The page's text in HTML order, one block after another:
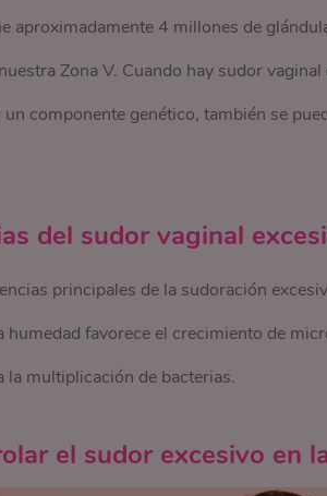
aproximadamente 4 millones de
Zona V. Cuando hay sudor
componente genético, también se
del sudor vaginal
principales de la sudoración
humedad favorece el crecimiento de
la multiplicación de bacterias.
el sudor excesivo en